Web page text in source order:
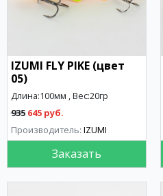
IZUMI FLY PIKE (цвет
05)
Длина:100мм , Вес:20гр
935 645 руб.
Производитель: IZUMI
Заказать